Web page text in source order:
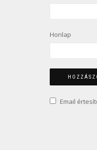
Honlap
Email